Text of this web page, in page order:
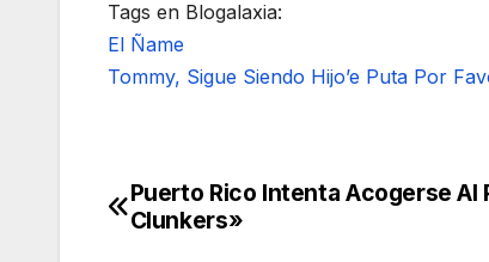
Tags en Blogalaxia:
El Ñame
Tommy, Sigue Siendo Hijo’e Puta Por
Navegación
Puerto Rico Intenta Acogerse Al
Clunkers»